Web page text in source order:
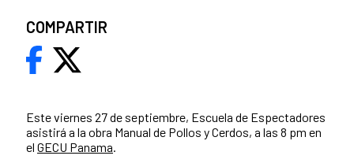
Este viernes 27 de septiembre, Escuela de Espectadores
asistirá a la obra Manual de Pollos y Cerdos, a las 8 pm en
el GECU Panama.
COMPARTIR